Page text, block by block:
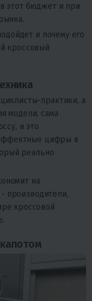
этот бюджет и при
и почему его
кроссовый
практики, а
модели, сама
и это
эффектные цифры в
реально
на
- производители,
кроссовой
капотом